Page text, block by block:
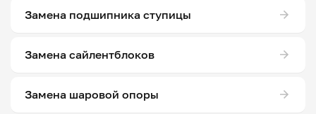
Замена подшипника ступицы
Замена сайлентблоков
Замена шаровой опоры